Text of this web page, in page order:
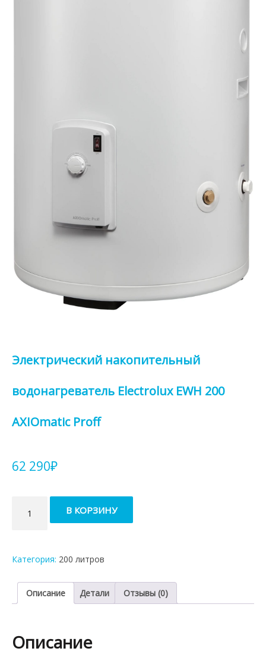
Электрический накопительный
водонагреватель Electrolux EWH 200
AXIOmatic Proff
62 290₽
товара
Электрический
Electrolux
AXIOmatic
В КОРЗИНУ
Категория: 200 литров
Описание Детали Отзывы (0)
Описание